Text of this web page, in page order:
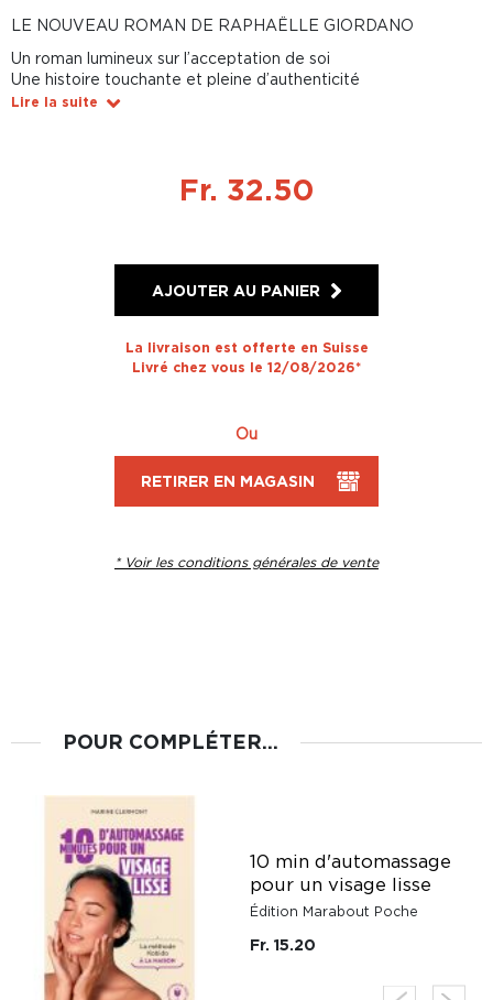
LE NOUVEAU ROMAN DE RAPHAËLLE GIORDANO
Un roman lumineux sur l’acceptation de soi
Une histoire touchante et pleine d’authenticité
Lire la suite
Fr. 32.50
AJOUTER AU PANIER
La livraison est offerte en Suisse
Livré chez vous le 12/08/2026*
Ou
RETIRER EN MAGASIN
* Voir les conditions générales de vente
POUR COMPLÉTER...
10 min d'automassage
pour un visage lisse
Édition Marabout Poche
Fr. 15.20